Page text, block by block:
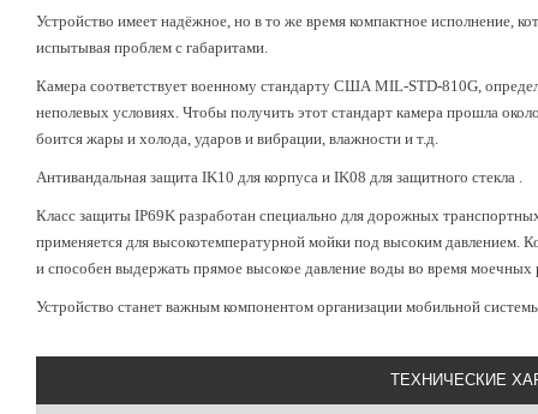
Устройство имеет надёжное, но в то же время компактное исполнение,
испытывая проблем с габаритами.
Камера соответствует военному стандарту США MIL-STD-810G,
неполевых условиях. Чтобы получить этот стандарт камера прошла
боится жары и холода, ударов и вибрации, влажности и т.д.
Антивандальная защита IK10 для корпуса и IK08 для защитного стекла .
Класс защиты IP69K разработан специально для дорожных
применяется для высокотемпературной мойки под высоким давлением.
и способен выдержать прямое высокое давление воды во время моечных
Устройство станет важным компонентом организации мобильной
ТЕХНИЧЕСКИЕ